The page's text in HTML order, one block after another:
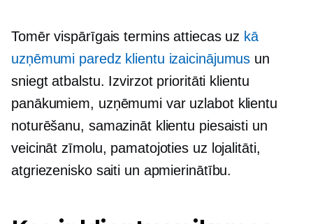
Tomēr vispārīgais termins attiecas uz kā
uzņēmumi paredz klientu izaicinājumus un
sniegt atbalstu. Izvirzot prioritāti klientu
panākumiem, uzņēmumi var uzlabot klientu
noturēšanu, samazināt klientu piesaisti un
veicināt zīmolu, pamatojoties uz lojalitāti,
atgriezenisko saiti un apmierinātību.